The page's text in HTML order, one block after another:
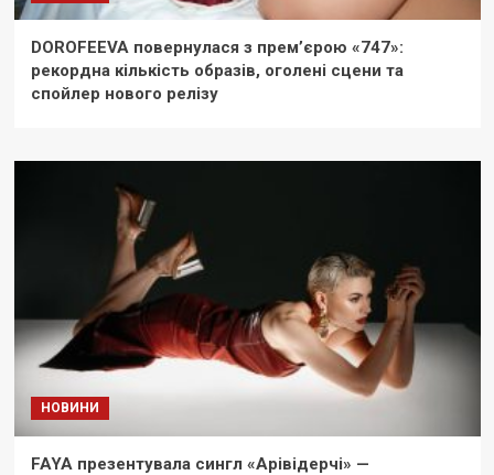
DOROFEEVA повернулася з прем’єрою «747»:
рекордна кількість образів, оголені сцени та
спойлер нового релізу
НОВИНИ
FAYA презентувала сингл «Арівідерчі» —